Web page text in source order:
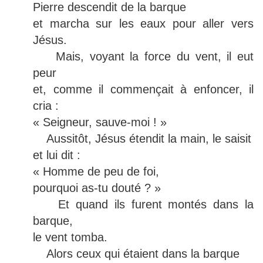
Pierre descendit de la barque
et marcha sur les eaux pour aller vers
Jésus.
Mais, voyant la force du vent, il eut
peur
et, comme il commençait à enfoncer, il
cria :
« Seigneur, sauve-moi ! »
Aussitôt, Jésus étendit la main, le saisit
et lui dit :
« Homme de peu de foi,
pourquoi as-tu douté ? »
Et quand ils furent montés dans la
barque,
le vent tomba.
Alors ceux qui étaient dans la barque